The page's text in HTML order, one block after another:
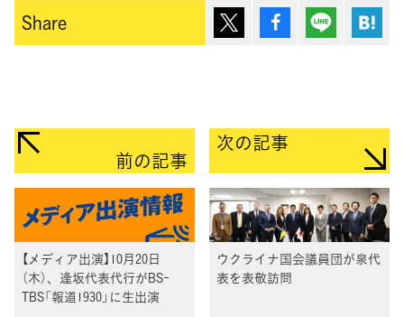
Share ポスト シェア Lineで送
前の記事
【メディア出演】10月20日
（木）、逢󠄀坂代表代行がBS-
TBS「報道1930」に生出演
次の記事
ウクライナ国会議員団が泉代
表を表敬訪問